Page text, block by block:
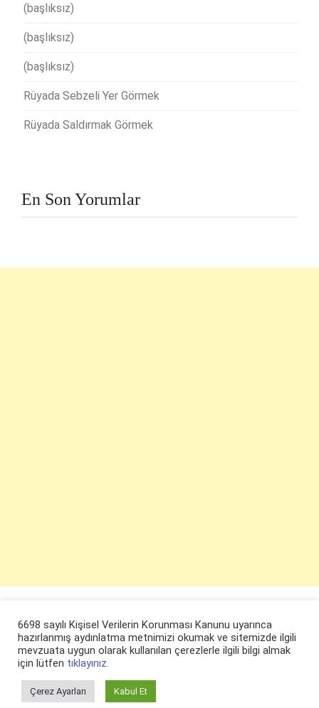
(başlıksız)
(başlıksız)
(başlıksız)
Rüyada Sebzeli Yer Görmek
Rüyada Saldırmak Görmek
En Son Yorumlar
© ruyaevi.com 2022
6698 sayılı Kişisel Verilerin Korunması Kanunu uyarınca
hazırlanmış aydınlatma metnimizi okumak ve sitemizde ilgili
mevzuata uygun olarak kullanılan çerezlerle ilgili bilgi almak
için lütfen tıklayınız.
Çerez Ayarları Kabul Et